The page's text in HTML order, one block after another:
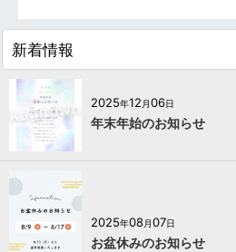
新着情報
2025年12 月06日
年末年始のお知らせ
2025年08月07日
お盆休みのお知らせ